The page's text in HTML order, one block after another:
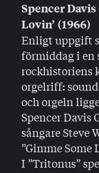
Spencer
Lovin’ (1966)
Enligt uppgift
förmiddag i en
rockhistoriens
orgelriff:
och orgeln
Spencer Davis
sångare Steve
”Gimme Some
I ”Tritonus”